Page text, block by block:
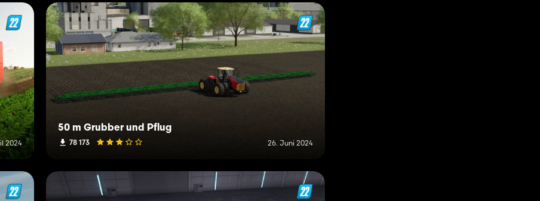
2024
50 m Grubber und Pflug
78 173 26. Juni 2024